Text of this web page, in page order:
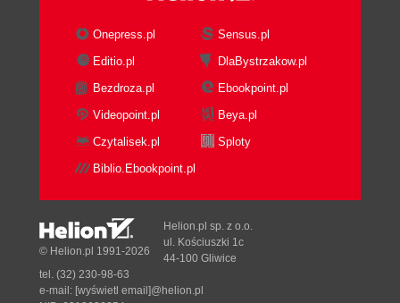
Onepress.pl
Sensus.pl
Editio.pl
DlaBystrzakow.pl
Bezdroza.pl
Ebookpoint.pl
Videopoint.pl
Beya.pl
Czytalisek.pl
Sploty
Biblio.Ebookpoint.pl
© Helion.pl 1991-2026
Helion.pl sp. z o.o.
ul. Kościuszki 1c
44-100 Gliwice
tel. (32) 230-98-63
e-mail: [wyświetl email]@helion.pl